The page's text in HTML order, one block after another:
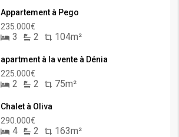
Appartement à Pego
235.000€
3 2 104m²
apartment à la vente à Dénia
225.000€
2 2 75m²
Chalet à Oliva
290.000€
4 2 163m²